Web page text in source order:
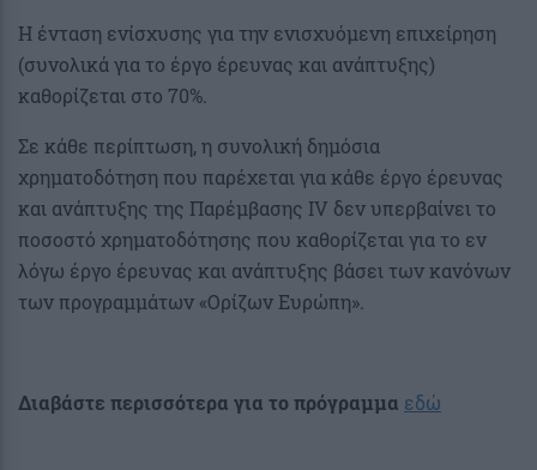
Η ένταση ενίσχυσης για την ενισχυόμενη επιχείρηση
(συνολικά για το έργο έρευνας και ανάπτυξης)
καθορίζεται στο 70%.
Σε κάθε περίπτωση, η συνολική δημόσια
χρηματοδότηση που παρέχεται για κάθε έργο έρευνας
και ανάπτυξης της Παρέμβασης IV δεν υπερβαίνει το
ποσοστό χρηματοδότησης που καθορίζεται για το εν
λόγω έργο έρευνας και ανάπτυξης βάσει των κανόνων
των προγραμμάτων «Ορίζων Ευρώπη».
Διαβάστε περισσότερα για το πρόγραμμα εδώ